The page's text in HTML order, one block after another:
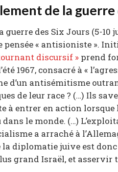
de la guerre
guerre des Six Jours (5-10
pensée « antisioniste ».
discursif » prend
1967, consacré à «
d’un antisémitisme
de leur race ? (…) Ils
à entrer en action lorsque
dans le monde. (…)
a arraché à
la diplomatie juive est
grand Israël, et asservir